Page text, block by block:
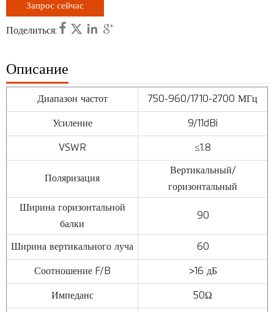
Запрос сейчас
Поделиться:    
Описание
Диапазон частот 750-960/1710-2700 МГц
Усиление 9/11dBi
VSWR ≤1.8
Поляризация
Вертикальный/
горизонтальный
Ширина горизонтальной
балки
90
Ширина вертикального луча 60
Соотношение F/B >16 дБ
Импеданс 50Ω